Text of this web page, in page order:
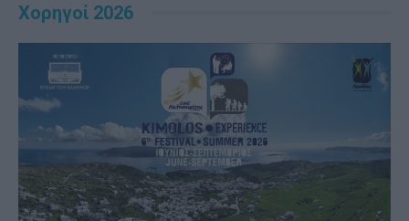
Χορηγοί 2026